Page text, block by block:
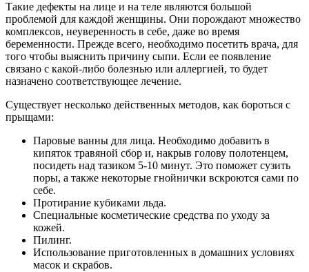
Такие дефекты на лице и на теле являются большой
проблемой для каждой женщины. Они порождают множество
комплексов, неуверенность в себе, даже во время
беременности. Прежде всего, необходимо посетить врача, для
того чтобы выяснить причину сыпи. Если ее появление
связано с какой-либо болезнью или аллергией, то будет
назначено соответствующее лечение.
Существует несколько действенных методов, как бороться с
прыщами:
Паровые ванны для лица. Необходимо добавить в
кипяток травяной сбор и, накрыв голову полотенцем,
посидеть над тазиком 5-10 минут. Это поможет сузить
поры, а также некоторые гнойнички вскроются сами по
себе.
Протирание кубиками льда.
Специальные косметические средства по уходу за
кожей.
Пилинг.
Использование приготовленных в домашних условиях
масок и скрабов.